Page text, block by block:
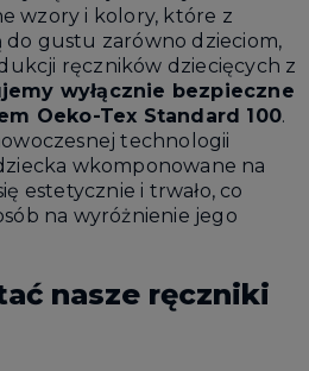
wzory i kolory, które z
gustu zarówno dzieciom,
ręczników dziecięcych z
wyłącznie bezpieczne
Oeko-Tex Standard 100.
technologii
wkomponowane na
estetycznie i trwało, co
na wyróżnienie jego
nasze ręczniki